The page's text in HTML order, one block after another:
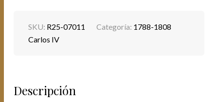
SKU: R25-07011 Categoría: 1788-1808
Carlos IV
Descripción